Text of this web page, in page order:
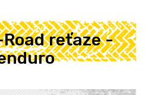
reťaze -